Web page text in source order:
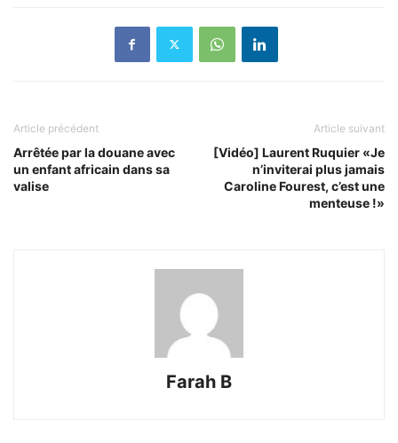
Article précédent
Arrêtée par la douane avec
un enfant africain dans sa
valise
Article suivant
[Vidéo] Laurent Ruquier «Je
n’inviterai plus jamais
Caroline Fourest, c’est une
menteuse !»
Farah B